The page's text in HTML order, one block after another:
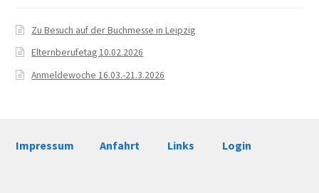
Schuljahr 2023/24
Schuljahr 2020/21
Zu Besuch auf der Buchmesse in Leipzig
Elternberufetag 10.02.2026
Anmeldewoche 16.03.-21.3.2026
Impressum Anfahrt Links Login